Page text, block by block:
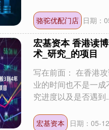
骆驼优配门店 日期：
宏基资本 香港读
术_研究_的项目
写在前面： 在香港
业的时间也不是一
究进度以及是否遇到
宏基资本 日期：05-12